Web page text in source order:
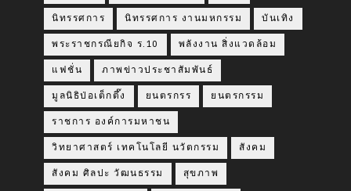
นิทรรศการ นิทรรศการ งานมหกรรม บันเทิง
พระราชกรณียกิจ ร.10 พลังงาน สิ่งแวดล้อม
แฟชั่น ภาพข่าวประชาสัมพันธ์
มูลนิธิป่อเต็กตึ๊ง ยนตรกรร ยนตรกรรม
ราชการ องค์การมหาชน
วิทยาศาสตร์ เทคโนโลยี นวัตกรรม สังคม
สังคม ศิลปะ วัฒนธรรม สุขภาพ